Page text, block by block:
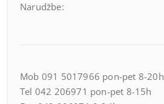
Narudžbe:
Mob 091 5017966 pon-pet 8-20h
Tel 042 206971 pon-pet 8-15h